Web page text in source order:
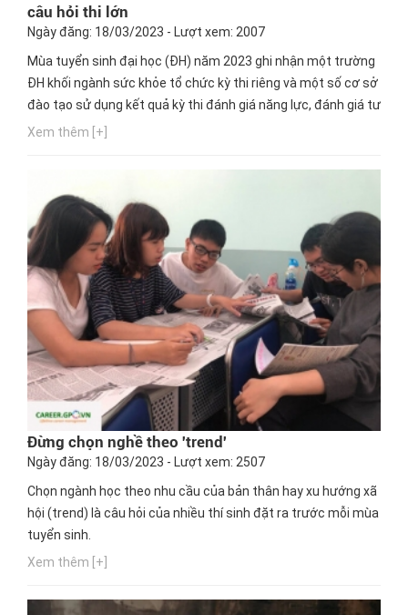
câu hỏi thi lớn
Ngày đăng: 18/03/2023 - Lượt xem: 2007
Mùa tuyển sinh đại học (ĐH) năm 2023 ghi nhận một trường
ĐH khối ngành sức khỏe tổ chức kỳ thi riêng và một số cơ sở
đào tạo sử dụng kết quả kỳ thi đánh giá năng lực, đánh giá tư
duy do các ĐH khác tổ chức để xét tuyển.
Xem thêm [+]
Đừng chọn nghề theo 'trend'
Ngày đăng: 18/03/2023 - Lượt xem: 2507
Chọn ngành học theo nhu cầu của bản thân hay xu hướng xã
hội (trend) là câu hỏi của nhiều thí sinh đặt ra trước mỗi mùa
tuyển sinh.
Xem thêm [+]